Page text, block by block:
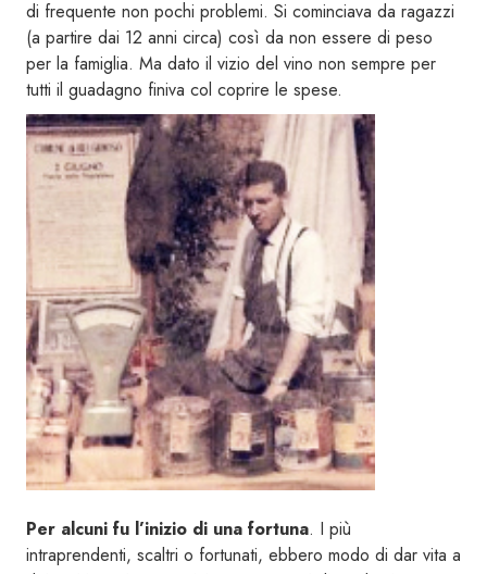
di frequente non pochi problemi. Si cominciava da ragazzi
(a partire dai 12 anni circa) così da non essere di peso
per la famiglia. Ma dato il vizio del vino non sempre per
tutti il guadagno finiva col coprire le spese.
Per alcuni fu l’inizio di una fortuna. I più
intraprendenti, scaltri o fortunati, ebbero modo di dar vita a